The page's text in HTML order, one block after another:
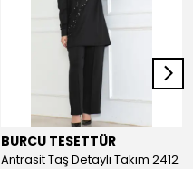
BURCU TESETTÜR
Antrasit Taş Detaylı Takım 2412